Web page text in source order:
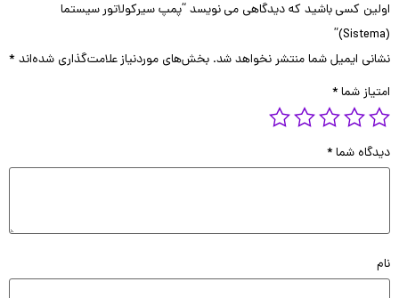
کسی باشید که دیدگاهی می نویسد “پمپ سیرکولاتور سیستما
ایمیل شما منتشر نخواهد شد. بخش‌های موردنیاز علامت‌گذاری شده‌اند*
شما*
شما *